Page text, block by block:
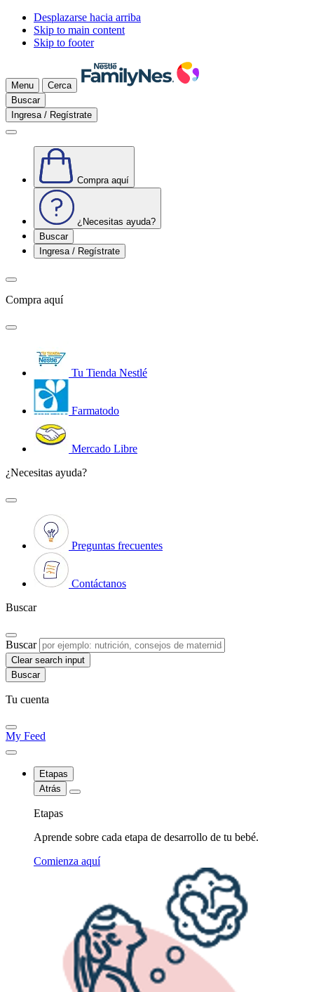
Desplazarse hacia arriba
Skip to main content
Skip to footer
Menu
Cerca
Buscar
Ingresa / Regístrate
Compra aquí
¿Necesitas ayuda?
Buscar
Ingresa / Regístrate
Compra aquí
Tu Tienda Nestlé
Farmatodo
Mercado Libre
¿Necesitas ayuda?
Preguntas frecuentes
Contáctanos
Buscar
Buscar
Clear search input
Tu cuenta
My Feed
Etapas
Atrás
Etapas
Aprende sobre cada etapa de desarrollo de tu bebé.
Comienza aquí